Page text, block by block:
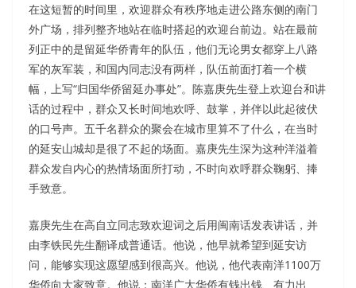
在这短暂的时间里，欢迎群众有秩序地走进公路东侧的南门
外广场，排列整齐地站在临时搭起的欢迎台前边。站在最前
列正中的是留延华侨青年的队伍，他们无论男女都穿上八路
军的灰军装，和国内同志没有两样，队伍前面打着一个横
幅，上写“归国华侨留延办事处”。陈嘉庚先生登上欢迎台和讲
话的过程中，群众又长时间地欢呼、鼓掌，并伴以此起彼伏
的口号声。五千名群众的聚会在城市里算不了什么，在当时
的延安山城却是很了不起的场面。嘉庚先生深为这种洋溢着
群众发自内心的热情场面所打动，不时向欢呼群众鞠躬、捧
手致意。
嘉庚先生在高自立同志致欢迎词之后用闽南话发表讲话，并
由李铁民先生翻译成普通话。他说，他早就希望到延安访
问，能够实现这愿望感到很高兴。他说，他代表南洋1100万
华侨向大家致意。他说：南洋广大华侨有钱出钱、有力出